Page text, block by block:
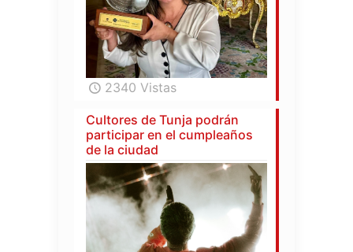
2340 Vistas
Cultores de Tunja podrán
participar en el cumpleaños
de la ciudad